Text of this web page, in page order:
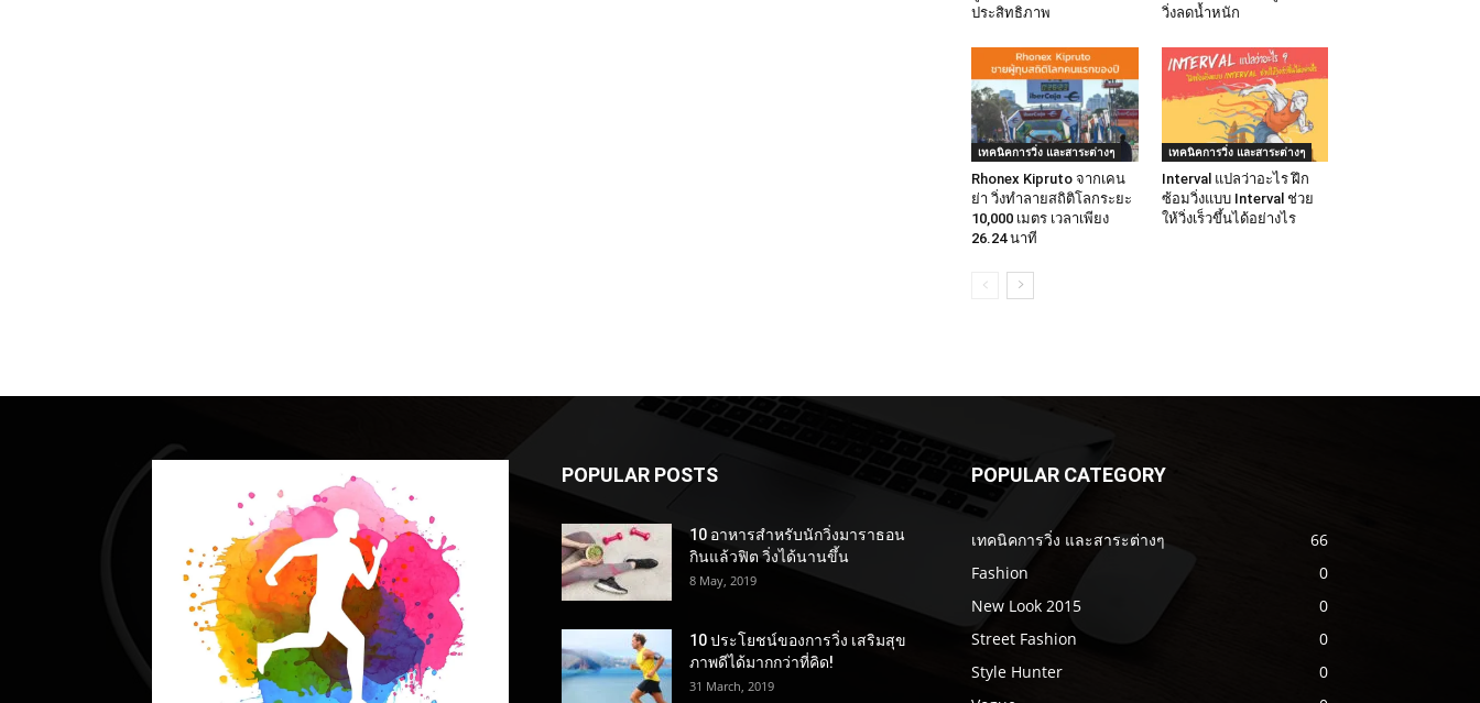
ประสิทธิภาพ
วิ่งลดน้ำหนัก
เทคนิคการวิ่ง และสาระต่างๆ
Rhonex Kipruto จากเคน
ย่า วิ่งทำลายสถิติโลกระยะ
10,000 เมตร เวลาเพียง
26.24 นาที
เทคนิคการวิ่ง และสาระต่างๆ
Interval แปลว่าอะไร ฝึก
ซ้อมวิ่งแบบ Interval ช่วย
ให้วิ่งเร็วขึ้นได้อย่างไร
POPULAR POSTS
10 อาหารสำหรับนักวิ่งมาราธอน
กินแล้วฟิต วิ่งได้นานขึ้น
8 May, 2019
10 ประโยชน์ของการวิ่ง เสริมสุข
ภาพดีได้มากกว่าที่คิด!
31 March, 2019
POPULAR CATEGORY
เทคนิคการวิ่ง และสาระต่างๆ
66
Fashion
0
New Look 2015
0
Street Fashion
0
Style Hunter
0